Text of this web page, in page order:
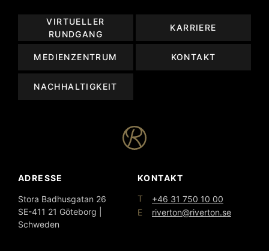
VIRTUELLER
RUNDGANG
KARRIERE
MEDIENZENTRUM KONTAKT
NACHHALTIGKEIT
ADRESSE
Stora Badhusgatan 26
SE-411 21 Göteborg |
Schweden
KONTAKT
T
+46 31 750 10 00
E
riverton@riverton.se